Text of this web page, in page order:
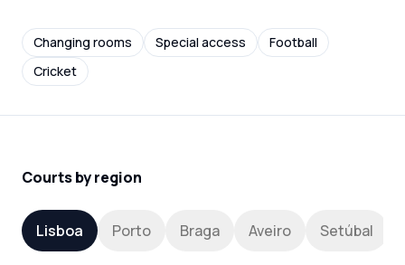
Changing rooms Special access
Football
Cricket
Courts by region
Lisboa Porto Braga Aveiro Setúbal